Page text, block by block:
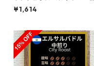
ス農園 SHG サン・マヌエル 2
00g（100g単価の10％OF
¥1,614